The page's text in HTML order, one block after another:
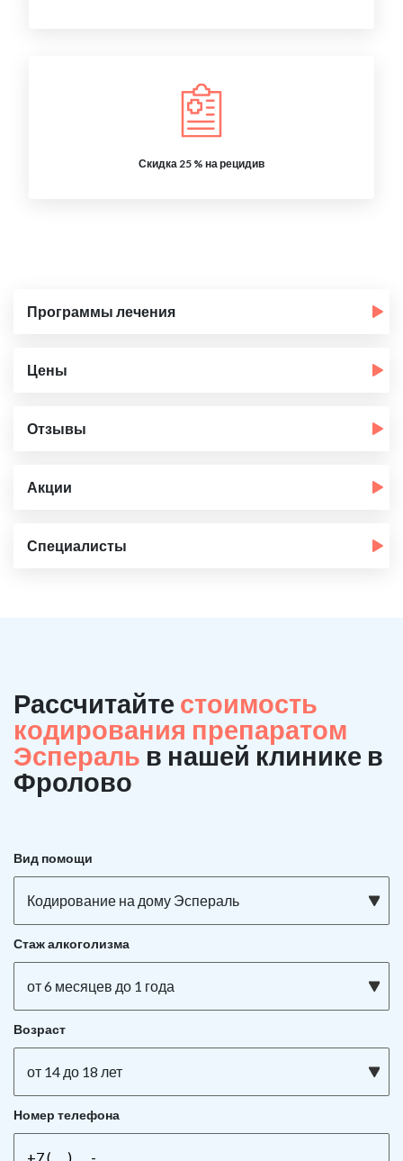
Скидка 25 % на рецидив
Программы лечения
Цены
Отзывы
Акции
Специалисты
Рассчитайте стоимость
кодирования препаратом
Эспераль в нашей клинике в
Фролово
Вид помощи
Кодирование на дому Эспераль
Стаж алкоголизма
от 6 месяцев до 1 года
Возраст
от 14 до 18 лет
Номер телефона